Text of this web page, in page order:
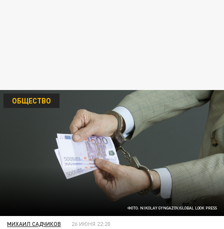
ФОТО: NIKOLAY GYNGAZOV/GLOBAL LOOK PRESS
ОБЩЕСТВО
МИХАИЛ САДЧИКОВ 26 ИЮНЯ 22:20